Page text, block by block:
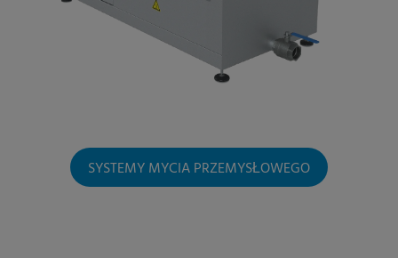
SYSTEMY MYCIA PRZEMYSŁOWEGO